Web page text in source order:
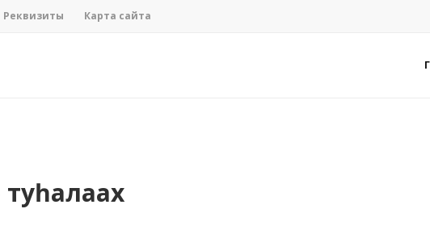
Реквизиты Карта сайта
туһалаах